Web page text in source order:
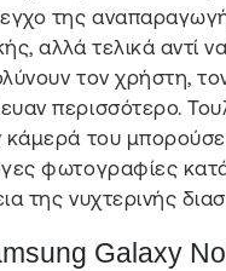
της
αλλά τελικά αντί να
τον χρήστη,
περισσότερο.
κάμερά του μπορούσε
φωτογραφίες
της νυχτερινής
Galaxy